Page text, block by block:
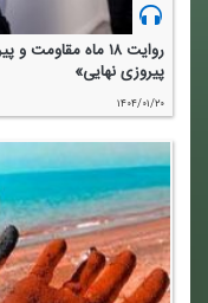
روایت ۱۸ ماه
پیروزی نهایی»
۱۴۰۴/۰۱/۲۰